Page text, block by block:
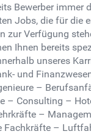
Bewerber immer
Jobs, die für die
zur Verfügung
Ihnen bereits
unseres
und
–
– Consulting –
–
Fachkräfte –